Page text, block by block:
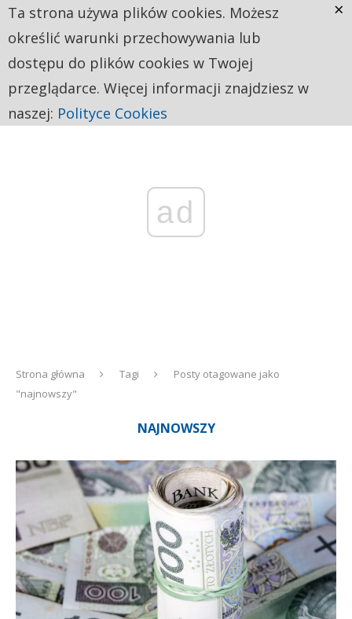
ad
Strona główna Tagi
Posty otagowane jako
"najnowszy"
NAJNOWSZY
Ta strona używa plików cookies. Możesz
określić warunki przechowywania lub
dostępu do plików cookies w Twojej
przeglądarce. Więcej informacji znajdziesz w
naszej: Polityce Cookies
×